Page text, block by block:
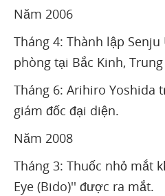
Năm 2006
Tháng 4: Thành lập Senju
phòng tại Bắc Kinh,
Tháng 6: Arihiro Yoshida
giám đốc đại diện.
Năm 2008
Tháng 3: Thuốc nhỏ mắt
Eye (Bido)'' được ra mắt.